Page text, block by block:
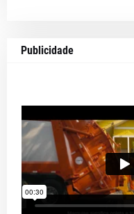
Publicidade